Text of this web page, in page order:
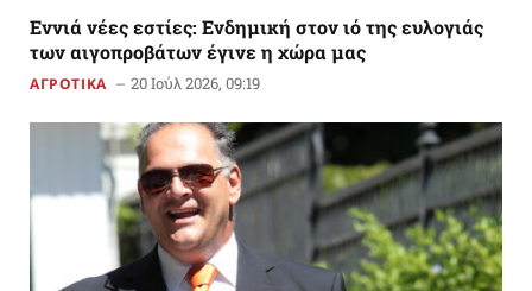
Εννιά νέες εστίες: Ενδημική στον ιό της ευλογιάς
των αιγοπροβάτων έγινε η χώρα μας
ΑΓΡΟΤΙΚΑ 20 Ιούλ 2026, 09:19